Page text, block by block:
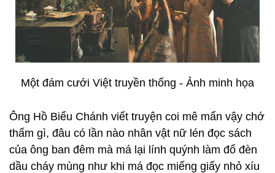
Một đám cưới Việt truyền thống - Ảnh minh họa
Ông Hồ Biểu Chánh viết truyện coi mê mẩn vậy chớ
thấm gì, đâu có lần nào nhân vật nữ lén đọc sách
của ông ban đêm mà má lại lính quýnh làm đổ đèn
dầu cháy mùng như khi má đọc miếng giấy nhỏ xíu